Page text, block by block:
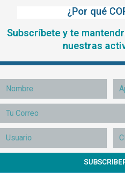
¿Por qué
Subscríbete y te
nuestras